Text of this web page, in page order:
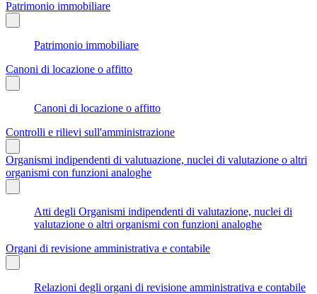
Patrimonio immobiliare
Patrimonio immobiliare
Canoni di locazione o affitto
Canoni di locazione o affitto
Controlli e rilievi sull'amministrazione
Organismi indipendenti di valutuazione, nuclei di valutazione o altri
organismi con funzioni analoghe
Atti degli Organismi indipendenti di valutazione, nuclei di
valutazione o altri organismi con funzioni analoghe
Organi di revisione amministrativa e contabile
Relazioni degli organi di revisione amministrativa e contabile